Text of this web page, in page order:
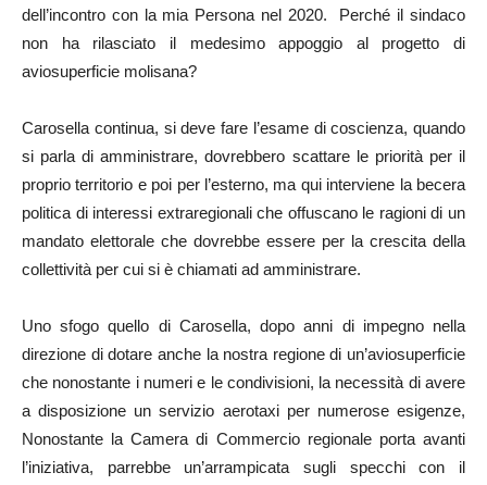
dell’incontro con la mia Persona nel 2020. Perché il sindaco
non ha rilasciato il medesimo appoggio al progetto di
aviosuperficie molisana?
Carosella continua, si deve fare l’esame di coscienza, quando
si parla di amministrare, dovrebbero scattare le priorità per il
proprio territorio e poi per l’esterno, ma qui interviene la becera
politica di interessi extraregionali che offuscano le ragioni di un
mandato elettorale che dovrebbe essere per la crescita della
collettività per cui si è chiamati ad amministrare.
Uno sfogo quello di Carosella, dopo anni di impegno nella
direzione di dotare anche la nostra regione di un’aviosuperficie
che nonostante i numeri e le condivisioni, la necessità di avere
a disposizione un servizio aerotaxi per numerose esigenze,
Nonostante la Camera di Commercio regionale porta avanti
l’iniziativa, parrebbe un’arrampicata sugli specchi con il